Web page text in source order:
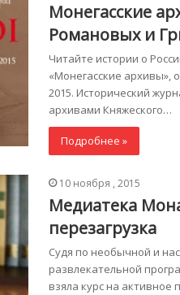
Монегасские
Романовых и
Читайте истории о
«Монегасские архивы»,
2015. Исторический
архивами Княжеского…
Подробнее »
10 ноября , 2015
Медиатека
перезагрузка
Судя по необычной и
развлекательной
взяла курс на активное